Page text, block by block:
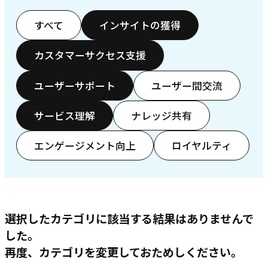
すべて インサイトの獲得
カスタマーサクセス支援
ユーザーサポート ユーザー間交流
サービス理解 ナレッジ共有
エンゲージメント向上 ロイヤルティ
選択したカテゴリに該当する結果はありませんで
した。
再度、カテゴリを変更しておためしください。